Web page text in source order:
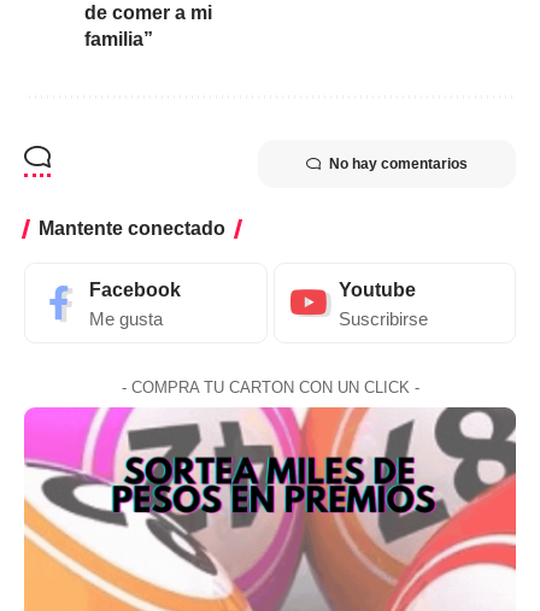
de comer a mi
familia”
No hay comentarios
Mantente conectado
Facebook
Me gusta
Youtube
Suscribirse
- COMPRA TU CARTON CON UN CLICK -